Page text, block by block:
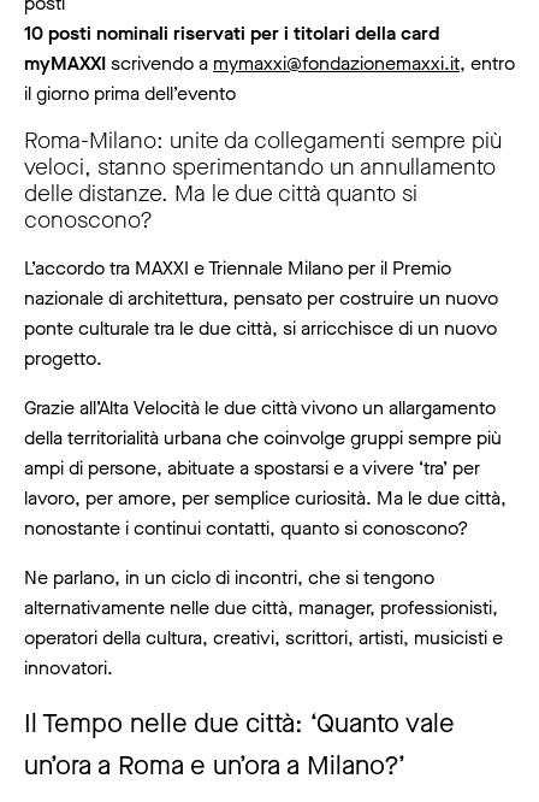
10 posti nominali riservati per i titolari della card
myMAXXIscrivendo a mymaxxi@fondazionemaxxi.it, entro
il giorno prima dell’evento
Roma-Milano: unite da collegamenti sempre più
veloci, stanno sperimentando un annullamento
delle distanze. Ma le due città quanto si
conoscono?
L’accordo tra MAXXI e Triennale Milano per il Premio
nazionale di architettura, pensato per costruire un nuovo
ponte culturale tra le due città, si arricchisce di un nuovo
progetto.
Grazie all’Alta Velocità le due città vivono un allargamento
della territorialità urbana che coinvolge gruppi sempre più
ampi di persone, abituate a spostarsi e a vivere ‘tra’ per
lavoro, per amore, per semplice curiosità. Ma le due città,
nonostante i continui contatti, quanto si conoscono?
Ne parlano, in un ciclo di incontri, che si tengono
alternativamente nelle due città, manager, professionisti,
operatori della cultura, creativi, scrittori, artisti, musicisti e
innovatori.
Il Tempo nelle due città: ‘Quanto vale
un’ora a Roma e un’ora a Milano?’